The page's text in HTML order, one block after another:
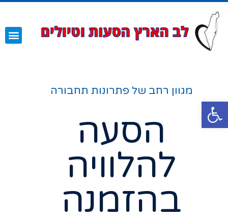
מגוון רחב של פתרונות תחבורה
הסעה
להלוויה
בהזמנה
פתח סרגל נגישות